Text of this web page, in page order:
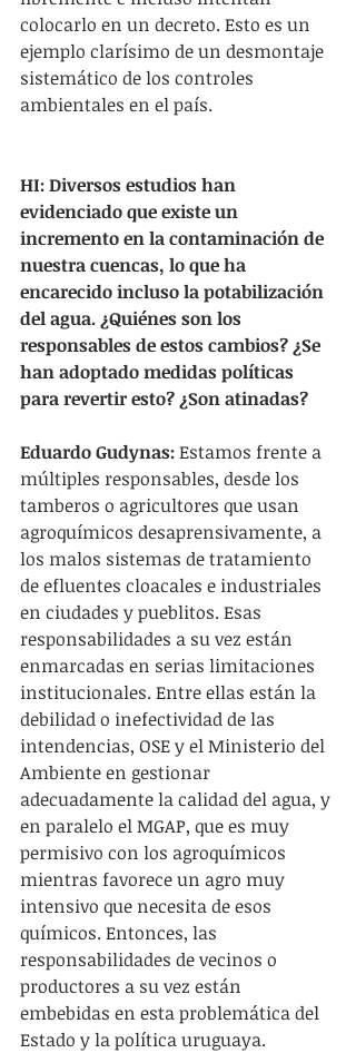
colocarlo en un decreto. Esto es un
ejemplo clarísimo de un desmontaje
sistemático de los controles
ambientales en el país.
HI: Diversos estudios han
evidenciado que existe un
incremento en la contaminación de
nuestra cuencas, lo que ha
encarecido incluso la potabilización
del agua. ¿Quiénes son los
responsables de estos cambios? ¿Se
han adoptado medidas políticas
para revertir esto? ¿Son atinadas?
Eduardo Gudynas: Estamos frente a
múltiples responsables, desde los
tamberos o agricultores que usan
agroquímicos desaprensivamente, a
los malos sistemas de tratamiento
de efluentes cloacales e industriales
en ciudades y pueblitos. Esas
responsabilidades a su vez están
enmarcadas en serias limitaciones
institucionales. Entre ellas están la
debilidad o inefectividad de las
intendencias, OSE y el Ministerio del
Ambiente en gestionar
adecuadamente la calidad del agua, y
en paralelo el MGAP, que es muy
permisivo con los agroquímicos
mientras favorece un agro muy
intensivo que necesita de esos
químicos. Entonces, las
responsabilidades de vecinos o
productores a su vez están
embebidas en esta problemática del
Estado y la política uruguaya.